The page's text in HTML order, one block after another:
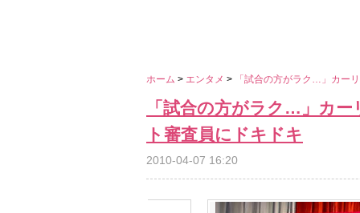
ホーム > エンタメ > 「試合の方がラク…」カー
「試合の方がラク…」カ
ト審査員にドキドキ
2010-04-07 16:20